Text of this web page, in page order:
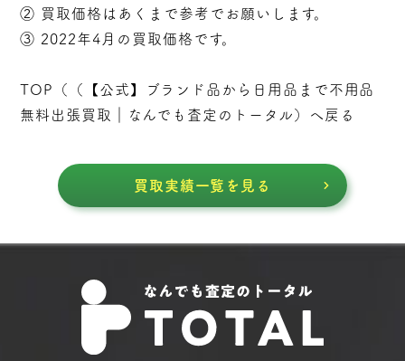
② 買取価格はあくまで参考でお願いします。
③ 2022年4月の買取価格です。
TOP（（
【公式】ブランド品から日用品まで不用品
無料出張買取｜なんでも査定のトータル ）へ戻る
買取実績一覧を見る